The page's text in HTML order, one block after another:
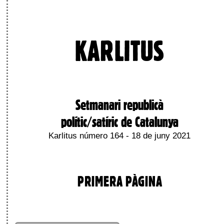
KARLITUS
Setmanari republicà
polític/satíric de Catalunya
Karlitus número 164 - 18 de juny 2021
PRIMERA PÀGINA